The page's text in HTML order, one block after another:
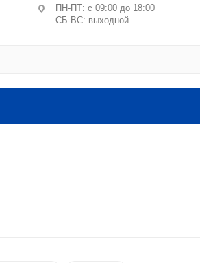
ПН-ПТ: с 09:00 до 18:00
СБ-ВС: выходной
ст. м. Китай-город, Лубянка